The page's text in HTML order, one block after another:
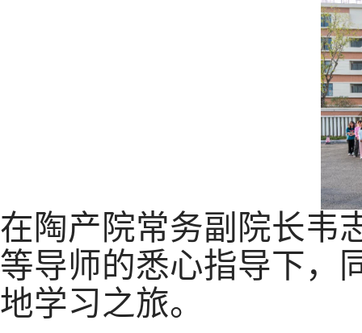
在陶产院常务副院长韦
等导师的悉心指导下
地学习之旅。